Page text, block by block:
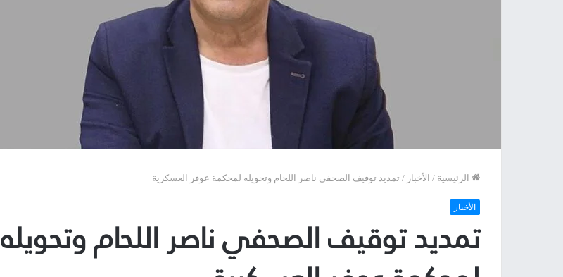
الرئيسية / الأخبار / تمديد توقيف الصحفي ناصر اللحام وتحويله لمحكمة عوفر العسكرية
الأخبار
تمديد توقيف الصحفي ناصر اللحام وتحويله